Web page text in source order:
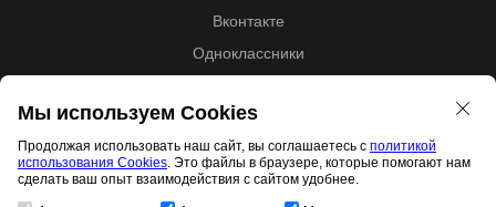
Вконтакте
Одноклассники
Образовательная лицензия №5257 от 09.09.2020 (Л035-
01253-67/00192487)
Мы используем Cookies
Продолжая использовать наш сайт, вы соглашаетесь с политикой
использования Cookies. Это файлы в браузере, которые помогают нам
сделать ваш опыт взаимодействия с сайтом удобнее.